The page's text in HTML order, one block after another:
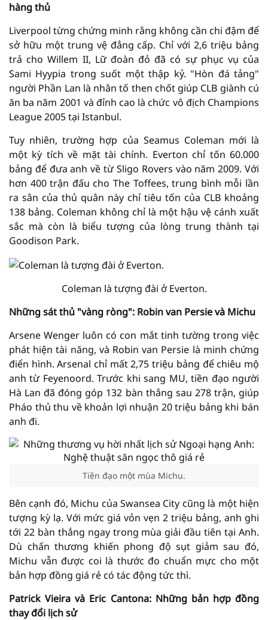
hàng thủ
Liverpool từng chứng minh rằng không cần chi đậm để
sở hữu một trung vệ đẳng cấp. Chỉ với 2,6 triệu bảng
trả cho Willem II, Lữ đoàn đỏ đã có sự phục vụ của
Sami Hyypia trong suốt một thập kỷ. "Hòn đá tảng"
người Phần Lan là nhân tố then chốt giúp CLB giành cú
ăn ba năm 2001 và đỉnh cao là chức vô địch Champions
League 2005 tại Istanbul.
Tuy nhiên, trường hợp của Seamus Coleman mới là
một kỳ tích về mặt tài chính. Everton chỉ tốn 60.000
bảng để đưa anh về từ Sligo Rovers vào năm 2009. Với
hơn 400 trận đấu cho The Toffees, trung bình mỗi lần
ra sân của thủ quân này chỉ tiêu tốn của CLB khoảng
138 bảng. Coleman không chỉ là một hậu vệ cánh xuất
sắc mà còn là biểu tượng của lòng trung thành tại
Goodison Park.
Coleman là tượng đài ở Everton.
Những sát thủ "vàng ròng": Robin van Persie và Michu
Arsene Wenger luôn có con mắt tinh tường trong việc
phát hiện tài năng, và Robin van Persie là minh chứng
điển hình. Arsenal chỉ mất 2,75 triệu bảng để chiêu mộ
anh từ Feyenoord. Trước khi sang MU, tiền đạo người
Hà Lan đã đóng góp 132 bàn thắng sau 278 trận, giúp
Pháo thủ thu về khoản lợi nhuận 20 triệu bảng khi bán
anh đi.
Tiền đạo một mùa Michu.
Bên cạnh đó, Michu của Swansea City cũng là một hiện
tượng kỳ lạ. Với mức giá vỏn vẹn 2 triệu bảng, anh ghi
tới 22 bàn thắng ngay trong mùa giải đầu tiên tại Anh.
Dù chấn thương khiến phong độ sụt giảm sau đó,
Michu vẫn được coi là thước đo chuẩn mực cho một
bản hợp đồng giá rẻ có tác động tức thì.
Patrick Vieira và Eric Cantona: Những bản hợp đồng
thay đổi lịch sử